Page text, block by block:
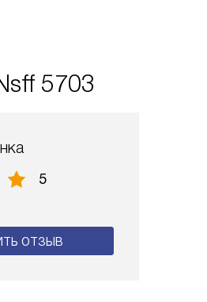
5703
5
ОТЗЫВ